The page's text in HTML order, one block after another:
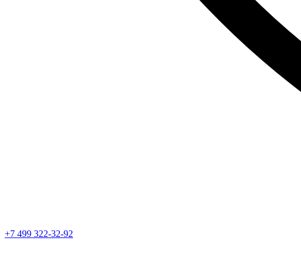
+7 499 322-32-92